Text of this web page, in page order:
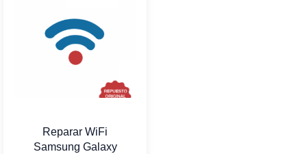
Reparar WiFi
Samsung Galaxy